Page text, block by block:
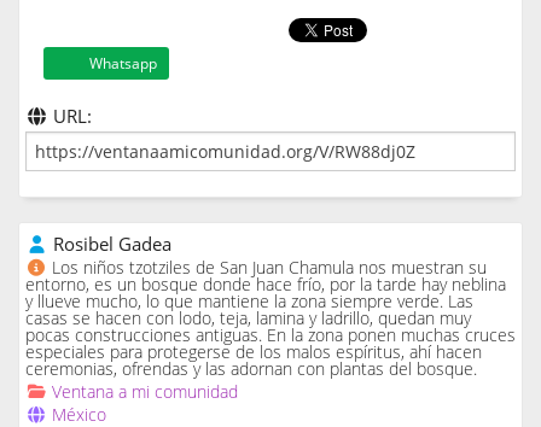
Whatsapp
URL:
Rosibel Gadea
Los niños tzotziles de San Juan Chamula nos muestran su
entorno, es un bosque donde hace frío, por la tarde hay neblina
y llueve mucho, lo que mantiene la zona siempre verde. Las
casas se hacen con lodo, teja, lamina y ladrillo, quedan muy
pocas construcciones antiguas. En la zona ponen muchas cruces
especiales para protegerse de los malos espíritus, ahí hacen
ceremonias, ofrendas y las adornan con plantas del bosque.
Ventana a mi comunidad
México